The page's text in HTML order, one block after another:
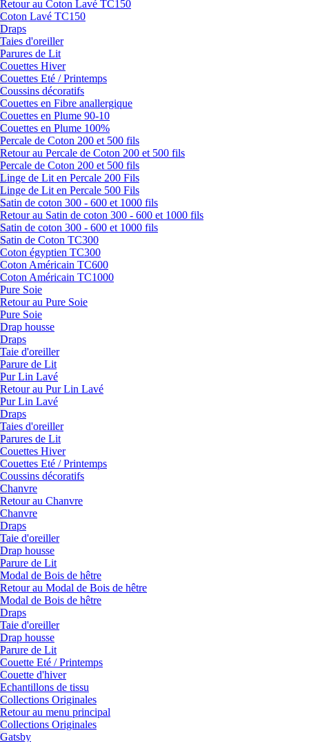
Retour au Coton Lavé TC150
Coton Lavé TC150
Draps
Taies d'oreiller
Parures de Lit
Couettes Hiver
Couettes Eté / Printemps
Coussins décoratifs
Couettes en Fibre anallergique
Couettes en Plume 90-10
Couettes en Plume 100%
Percale de Coton 200 et 500 fils
Retour au Percale de Coton 200 et 500 fils
Percale de Coton 200 et 500 fils
Linge de Lit en Percale 200 Fils
Linge de Lit en Percale 500 Fils
Satin de coton 300 - 600 et 1000 fils
Retour au Satin de coton 300 - 600 et 1000 fils
Satin de coton 300 - 600 et 1000 fils
Satin de Coton TC300
Coton égyptien TC300
Coton Américain TC600
Coton Américain TC1000
Pure Soie
Retour au Pure Soie
Pure Soie
Drap housse
Draps
Taie d'oreiller
Parure de Lit
Pur Lin Lavé
Retour au Pur Lin Lavé
Pur Lin Lavé
Draps
Taies d'oreiller
Parures de Lit
Couettes Hiver
Couettes Eté / Printemps
Coussins décoratifs
Chanvre
Retour au Chanvre
Chanvre
Draps
Taie d'oreiller
Drap housse
Parure de Lit
Modal de Bois de hêtre
Retour au Modal de Bois de hêtre
Modal de Bois de hêtre
Draps
Taie d'oreiller
Drap housse
Parure de Lit
Couette Eté / Printemps
Couette d'hiver
Echantillons de tissu
Collections Originales
Retour au menu principal
Collections Originales
Gatsby